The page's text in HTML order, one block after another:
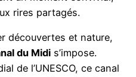
rires partagés.
découvertes et nature,
du Midi s’impose.
de l’UNESCO, ce canal